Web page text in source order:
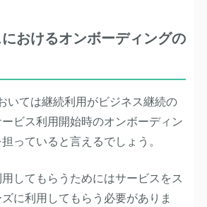
おけるオンボーディングの
いては継続利用がビジネス継続の
ビス利用開始時のオンボーディン
っていると言えるでしょう。
してもらうためにはサービスをス
に利用してもらう必要がありま